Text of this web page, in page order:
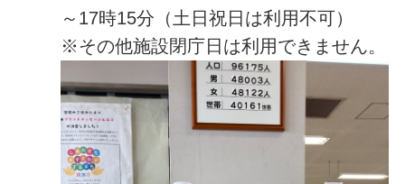
～17時15分（土日祝日は利用不可）
※その他施設閉庁日は利用できません。